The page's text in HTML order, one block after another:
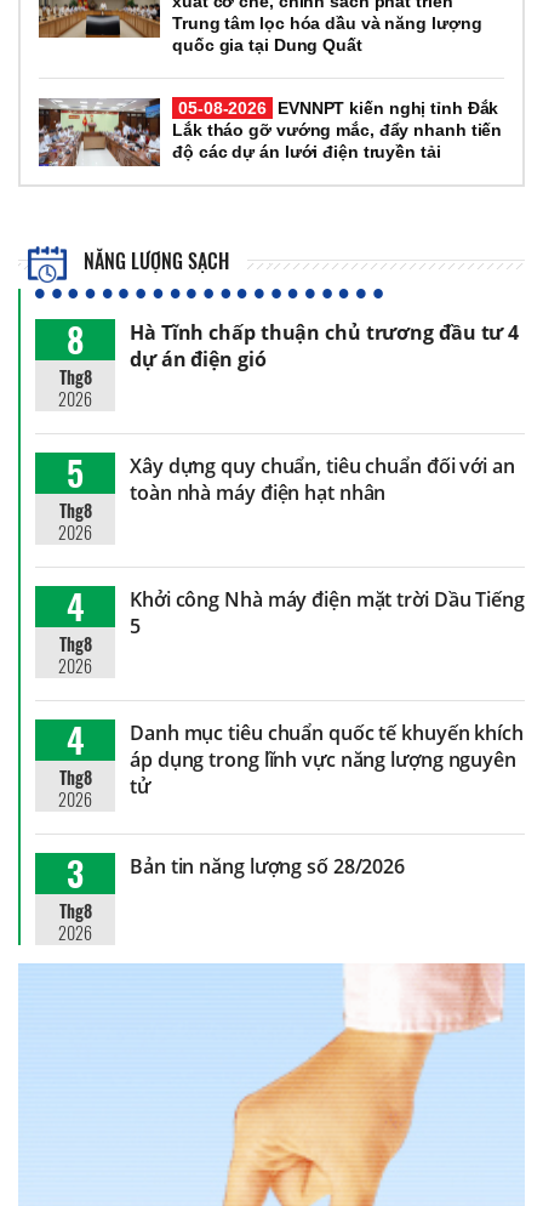
Trung tâm lọc hóa dầu và năng lượng
quốc gia tại Dung Quất
05-08-2026
EVNNPT kiến nghị tỉnh Đắk
Lắk tháo gỡ vướng mắc, đẩy nhanh tiến
độ các dự án lưới điện truyền tải
NĂNG LƯỢNG SẠCH
8
Thg8
2026
Hà Tĩnh chấp thuận chủ trương đầu tư 4
dự án điện gió
5
Thg8
2026
Xây dựng quy chuẩn, tiêu chuẩn đối với an
toàn nhà máy điện hạt nhân
4
Thg8
2026
Khởi công Nhà máy điện mặt trời Dầu Tiếng
5
4
Thg8
2026
Danh mục tiêu chuẩn quốc tế khuyến khích
áp dụng trong lĩnh vực năng lượng nguyên
tử
3
Thg8
2026
Bản tin năng lượng số 28/2026